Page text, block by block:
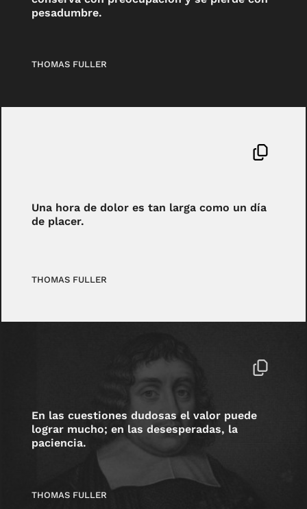
pesadumbre.
THOMAS FULLER
Una hora de dolor es tan larga como un día
de placer.
THOMAS FULLER
En las cuestiones dudosas el valor puede
lograr mucho; en las desesperadas, la
paciencia.
THOMAS FULLER